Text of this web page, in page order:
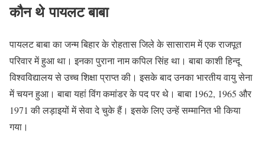
कौन थे पायलट बाबा
पायलट बाबा का जन्म बिहार के रोहतास जिले के सासाराम में एक राजपूत
परिवार में हुआ था। इनका पुराना नाम कपिल सिंह था। बाबा काशी हिन्दू
विश्वविद्यालय से उच्च शिक्षा प्राप्त की। इसके बाद उनका भारतीय वायु सेना
में चयन हुआ। बाबा यहां विंग कमांडर के पद पर थे। बाबा 1962, 1965 और
1971 की लड़ाइयों में सेवा दे चुके हैं। इसके लिए उन्हें सम्मानित भी किया
गया।